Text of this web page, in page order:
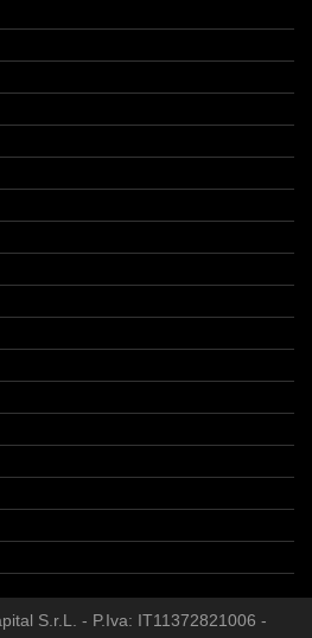
S.r.L. - P.Iva: IT11372821006 -